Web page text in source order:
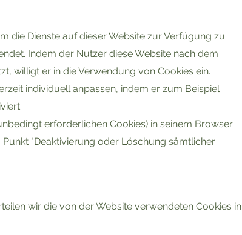
die Dienste auf dieser Website zur Verfügung zu
Indem der Nutzer diese Website nach dem
willigt er in die Verwendung von Cookies ein.
individuell anpassen, indem er zum Beispiel
erforderlichen Cookies) in seinem Browser
"Deaktivierung oder Löschung sämtlicher
wir die von der Website verwendeten Cookies in